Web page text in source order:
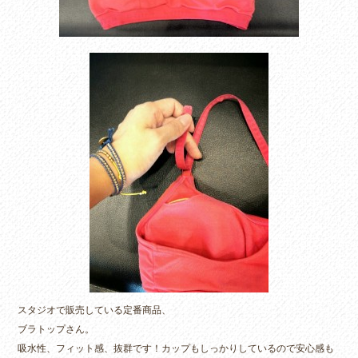
スタジオで販売している定番商品、
ブラトップさん。
吸水性、フィット感、抜群です！カップもしっかりしているので安心感も